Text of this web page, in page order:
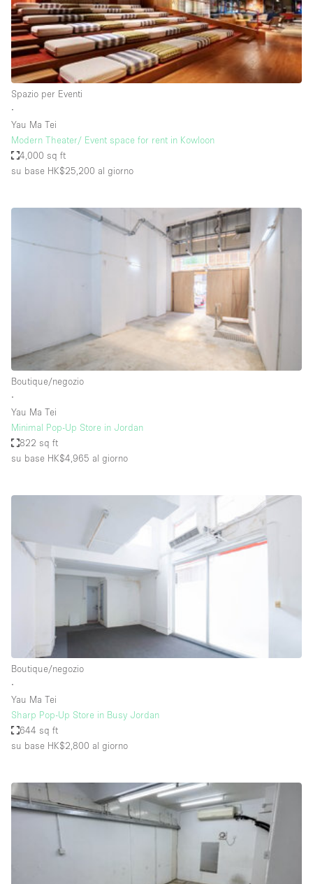
Hall
Imbarcazione
Magazzino
Negozio in centro commerciale
Sala conferenze
Sala riunioni
Spazio creativo
Spazio per Eventi
Stand / Bancarella
Stand / Chiosco / Stand
Studio fotografico / riprese
Uffici
Villa / Casa
Accesso per disabili
Ampia Porta d'Ingresso
Animals Friendly
Aria condizionata
Arredamento
Ascensore
Attaccapanni
Attrezzature da ufficio
Bagni
Bagno
Bar
Camere Multiple
Camerini di prova
Spazio per Eventi
∙
Yau Ma Tei
Modern Theater/ Event space for rent in Kowloon
4,000 sq ft
su base HK$25,200 al giorno
Boutique/negozio
∙
Yau Ma Tei
Minimal Pop-Up Store in Jordan
822 sq ft
su base HK$4,965 al giorno
Boutique/negozio
∙
Yau Ma Tei
Sharp Pop-Up Store in Busy Jordan
644 sq ft
su base HK$2,800 al giorno